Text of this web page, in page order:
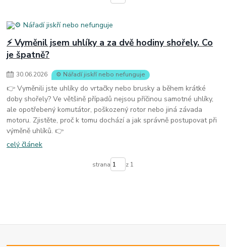
⚡ Vyměnil jsem uhlíky a za dvě hodiny shořely. Co
je špatně?
30.06.2026 ⚙️ Nářadí jiskří nebo nefunguje
👉 Vyměnili jste uhlíky do vrtačky nebo brusky a během krátké
doby shořely? Ve většině případů nejsou příčinou samotné uhlíky,
ale opotřebený komutátor, poškozený rotor nebo jiná závada
motoru. Zjistěte, proč k tomu dochází a jak správně postupovat při
výměně uhlíků. 👉
celý článek
strana z 1